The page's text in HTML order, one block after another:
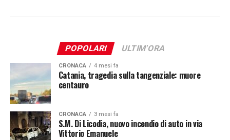
POPOLARI ULTIM'ORA
CRONACA 4 mesi fa
Catania, tragedia sulla tangenziale: muore
centauro
CRONACA 3 mesi fa
S.M. Di Licodia, nuovo incendio di auto in via
Vittorio Emanuele